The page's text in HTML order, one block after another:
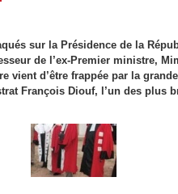
sur la Présidence de la
de l’ex-Premier ministre,
vient d’être frappée par la
François Diouf, l’un des plus